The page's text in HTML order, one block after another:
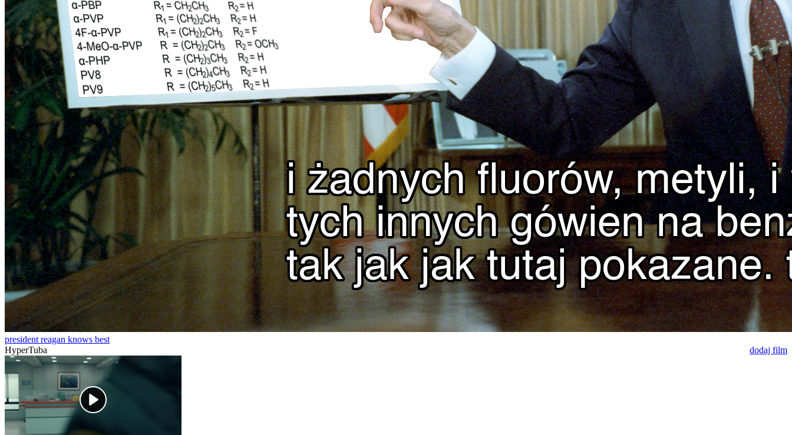
president reagan knows best
HyperTuba
dodaj film